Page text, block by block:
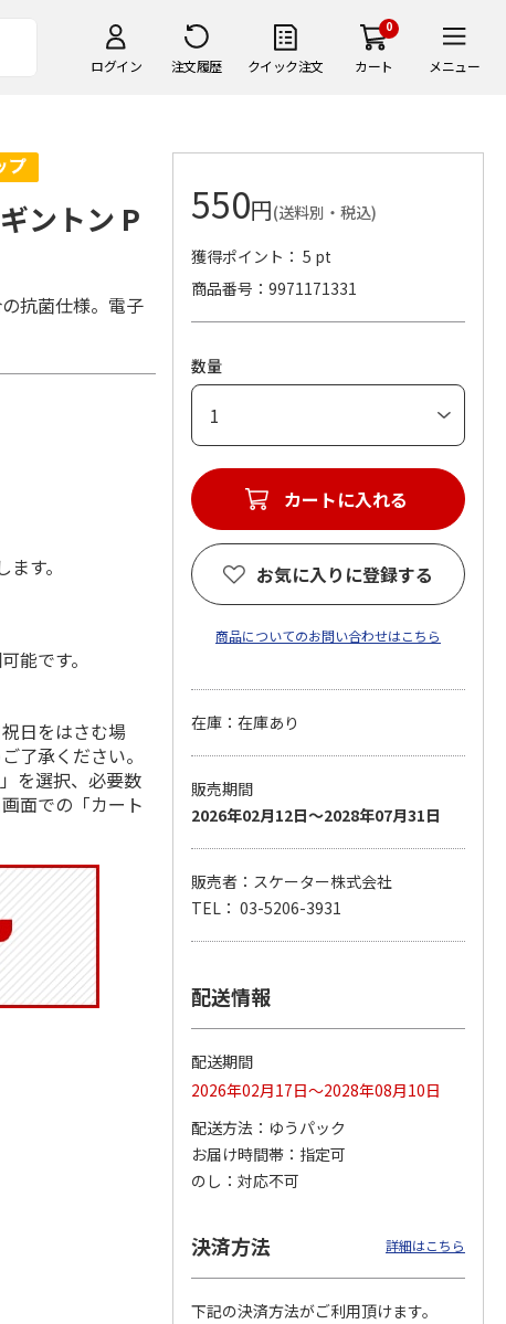
ログイン 注文履歴 クイック注文
0
カート メニュー
コーデュロイ生地ラ
キティ KCOB2
2,200円
(送料別・税込)
八角形ステンレスマ
ントン P
抗菌仕様。電子
す。
能です。
日をはさむ場
了承ください。
を選択、必要数
面での「カート
550円(送料別・税込)
獲得ポイント： 5 pt
商品番号
9971171331
数量
カートに入れる
お気に入りに登録する
商品についてのお問い合わせはこちら
在庫：在庫あり
販売期間
2026年02月12日～2028年07月31日
販売者：スケーター株式会社
TEL： 03-5206-3931
配送情報
配送期間
2026年02月17日～2028年08月10日
配送方法
ゆうパック
お届け時間帯
指定可
のし
対応不可
決済方法 詳細はこちら
下記の決済方法がご利用頂けます。